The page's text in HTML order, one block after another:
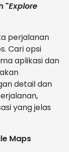
"Explore
perjalanan
Cari opsi
aplikasi dan
detail dan
yang jelas
Maps